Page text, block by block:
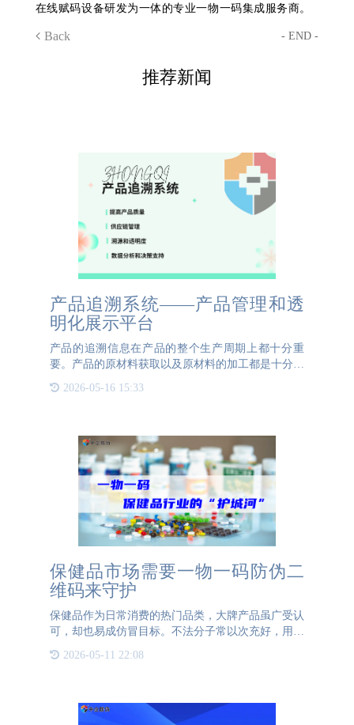
在线赋码设备研发为一体的专业一物一码集成服务商。
Back - END -
推荐新闻
产品追溯系统——产品管理和透
明化展示平台
产品的追溯信息在产品的整个生产周期上都十分重
要。产品的原材料获取以及原材料的加工都是十分重
节的记录也可以让消费者通过产品追溯系统查看产品
2026-05-16 15:33
保健品市场需要一物一码防伪二
维码来守护
保健品作为日常消费的热门品类，大牌产品虽广受认
可，却也易成仿冒目标。不法分子常以次充好，用劣
质原料制成假冒保健品，贴上知名商标流入市场，既
损害品牌销量与信誉，更威胁消费者健康——这
2026-05-11 22:08